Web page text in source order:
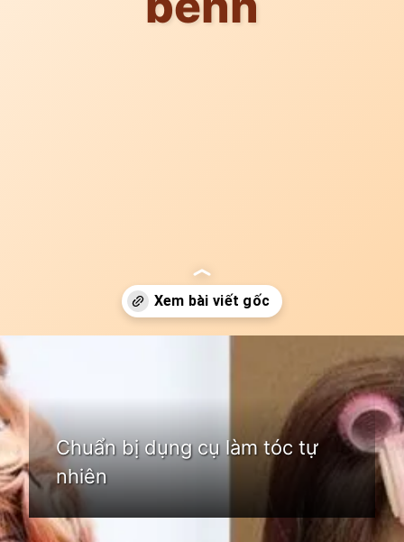
https://idep.edu.vn/cach-lam-toc-xoan-tu-nhien-213
Chuẩn bị dụng cụ làm tóc tự
nhiên